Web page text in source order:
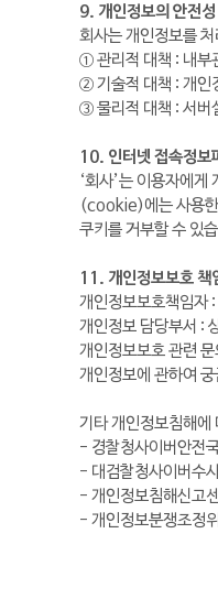
9. 개인정보의 안전
회사는 개인정보를
① 관리적 대책 : 내부
② 기술적 대책 : 개인
③ 물리적 대책 : 서버
10. 인터넷 접속정보
‘회사’는 이용자에
(cookie)에는 사용한
쿠키를 거부할 수 있
11. 개인정보보호 책
개인정보보호책임자
개인정보 담당부서 :
개인정보보호 관련
개인정보에 관하여
기타 개인정보침해에
- 경찰청사이버안
- 대검찰청사이버
- 개인정보침해신
- 개인정보분쟁조